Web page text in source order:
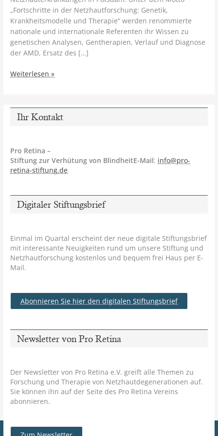
„Fortschritte in der Netzhautforschung: Genetik,
Krankheitsmodelle und Therapie“ werden renommierte
nationale und internationale Referenten ihr Wissen zu
genetischen Analysen, Gentherapien, Verlauf und Diagnose
der AMD, Ersatz des […]
Internationales
Weiterlesen »
Ihr Kontakt
Pro Retina –
Stiftung zur Verhütung von BlindheitE-Mail: info@pro-
retina-stiftung.de
Digitaler Stiftungsbrief
Einmal im Quartal erscheint der neue digitale Stiftungsbrief
mit interessante Neuigkeiten rund um unsere Stiftung und
Netzhautforschung kostenlos und bequem frei Haus per E-
Mail.
Abonnieren Sie hier den digitalen Stiftungsbrief
Newsletter von Pro Retina
Der Newsletter von Pro Retina e.V. greift alle Themen zu
Forschung und Therapie von Netzhautdegenerationen auf.
Sie können ihn auf der Seite des Pro Retina Vereins
abonnieren.